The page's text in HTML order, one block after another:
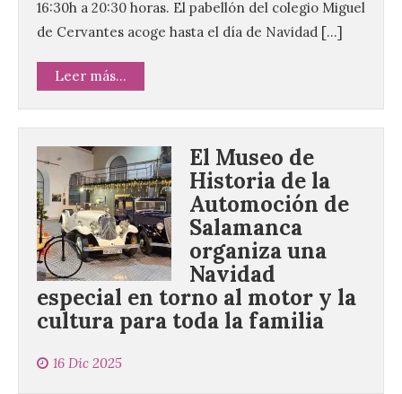
16:30h a 20:30 horas. El pabellón del colegio Miguel
de Cervantes acoge hasta el día de Navidad […]
Leer más...
El Museo de
Historia de la
Automoción de
Salamanca
organiza una
Navidad
especial en torno al motor y la
cultura para toda la familia
16 Dic 2025